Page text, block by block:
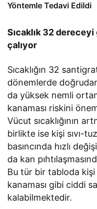
Yöntemle Tedavi Edildi
Sıcaklık 32
çalıyor
Sıcaklığın 32
dönemlerde
da yüksek nemli
kanaması riskini
Vücut sıcaklığının
birlikte ise kişi sıvı-
basıncında hızlı
da kan
Bu tür bir tabloda
kanaması gibi ciddi
kalabilmektedir.